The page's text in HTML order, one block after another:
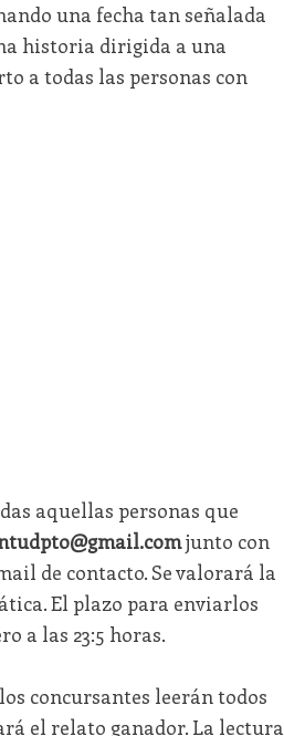
una fecha tan señalada
historia dirigida a una
a todas las personas con
aquellas personas que
junto con
de contacto. Se valorará la
El plazo para enviarlos
a las 23:5 horas.
concursantes leerán todos
el relato ganador. La lectura